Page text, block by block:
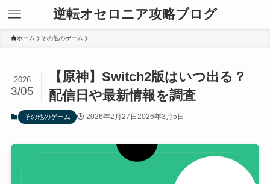
逆転オセロニア攻略ブログ
ホーム その他のゲーム
【原神】Switch2版はいつ出る？
配信日や最新情報を調査
2026
3/05
その他のゲーム 2026年2月27日 2026年3月5日